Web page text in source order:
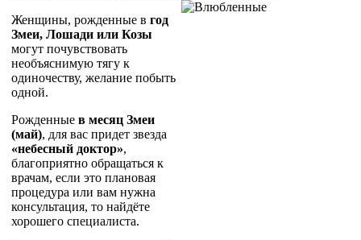
Женщины, рожденные в год
Змеи, Лошади или Козы
могут почувствовать
необъяснимую тягу к
одиночеству, желание побыть
одной.
Рожденные в месяц Змеи
(май), для вас придет звезда
«небесный доктор»,
благоприятно обращаться к
врачам, если это плановая
процедура или вам нужна
консультация, то найдёте
хорошего специалиста.